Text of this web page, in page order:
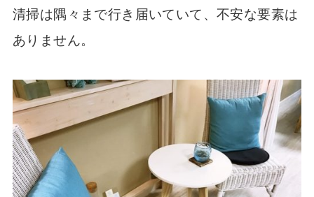
清掃は隅々まで行き届いていて、不安な要素は
ありません。